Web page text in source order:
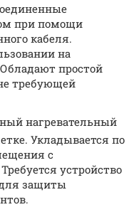
при помощи
кабеля.
на
простой
требующей
нагревательный
Укладывается по
с
устройство
защиты